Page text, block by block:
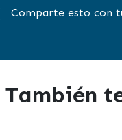
Comparte esto con
También